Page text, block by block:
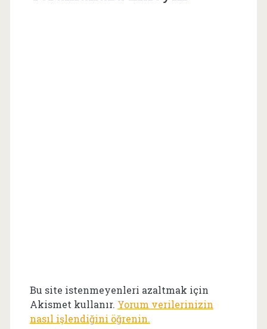
Bu site istenmeyenleri azaltmak için
Akismet kullanır. Yorum verilerinizin
nasıl işlendiğini öğrenin.